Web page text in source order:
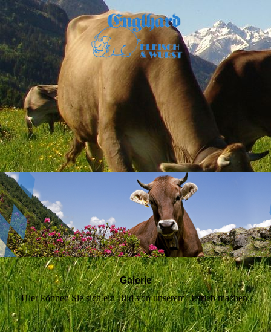
Galerie
Hier können Sie sich ein Bild von unserem Betrieb machen.